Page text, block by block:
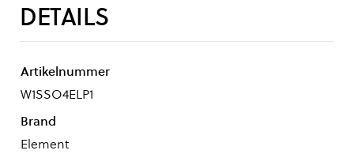
DETAILS
Artikelnummer
W1SSO4ELP1
Brand
Element